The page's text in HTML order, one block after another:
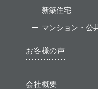
新築住宅
マンション・公
お客様の声
会社概要